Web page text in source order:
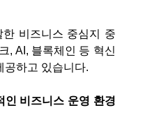
비즈니스 중심지 중
, AI, 블록체인 등 혁신
공하고 있습니다.
인 비즈니스 운영 환경